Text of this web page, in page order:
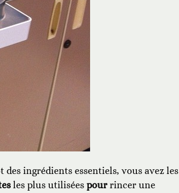
des ingrédients essentiels, vous avez les
les plus utilisées pourrincer une